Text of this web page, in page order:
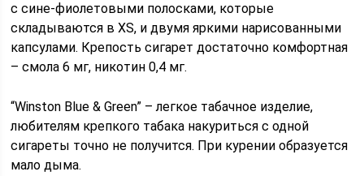
с сине-фиолетовыми полосками, которые
складываются в XS, и двумя яркими нарисованными
капсулами. Крепость сигарет достаточно комфортная
– смола 6 мг, никотин 0,4 мг.
“Winston Blue & Green” – легкое табачное изделие,
любителям крепкого табака накуриться с одной
сигареты точно не получится. При курении образуется
мало дыма.